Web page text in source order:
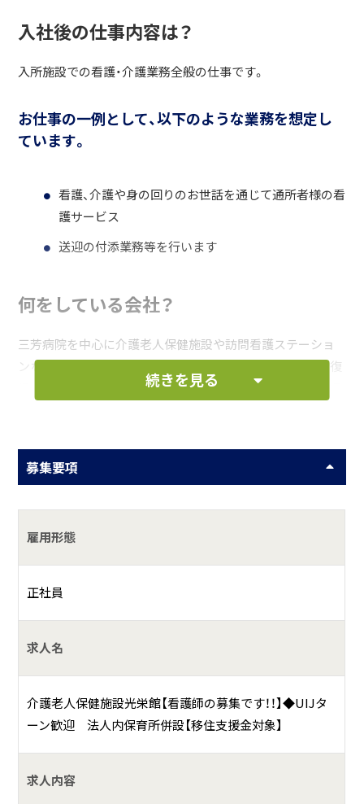
入社後の仕事内容は？
入所施設での看護・介護業務全般の仕事です。
お仕事の一例として、以下のような業務を想定し
ています。
看護、介護や身の回りのお世話を通じて通所者様の看
護サービス
送迎の付添業務等を行います
何をしている会社？
三芳病院を中心に介護老人保健施設や訪問看護ステーショ
ンなどを運営し、治療からデイケア、訪問看護、そして社会復
帰の活動に至るまで、一貫した体制の中でよりよい医療の提
具体的には？
三芳病院（精神科・心療内科・内科）・介護老人保健施設光栄
館・南房総ファミリアクリニック（内科・皮膚科・小児科・整形
外科・眼科）・まごころ訪間看護ステーション
続きを見る
募集要項
雇用形態
正社員
求人名
介護老人保健施設光栄館【看護師の募集です！！】◆UIJタ
ーン歓迎 法人内保育所併設【移住支援金対象】
求人内容